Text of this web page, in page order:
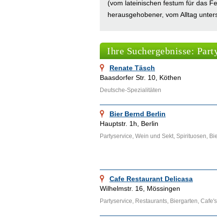
(vom lateinischen festum für das
herausgehobener, vom Alltag
und gemeinschaftserhaltend und
Zusammenhalt.
Ähnliche Themenbereiche wie
Cocktailservice,Mietkoch
Ihre Suchergebnisse:
Renate Täsch
Baasdorfer Str. 10, Köthen
Deutsche-Spezialitäten
Bier Bernd Berlin
Hauptstr. 1h, Berlin
Partyservice, Wein und Sekt, Spirituosen,
Cafe Restaurant Delicasa
Wilhelmstr. 16, Mössingen
Partyservice, Restaurants, Biergarten,